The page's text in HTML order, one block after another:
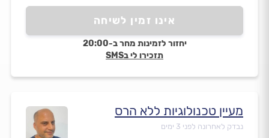
אינו זמין לשיחה
יחזור לזמינות מחר ב-20:00
תזכירו לי בSMS
מעיין טכנולוגיות ללא הרס
נבדק לאחרונה לפני 3 ימים